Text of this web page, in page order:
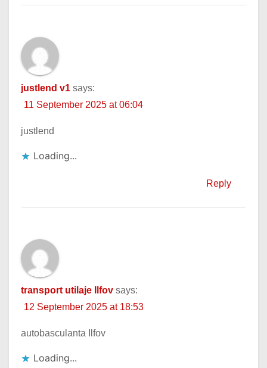
justlend v1 says:
11 September 2025 at 06:04
justlend
Loading...
Reply
transport utilaje Ilfov says:
12 September 2025 at 18:53
autobasculanta Ilfov
Loading...